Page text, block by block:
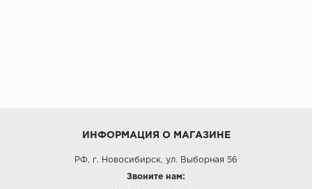
ИНФОРМАЦИЯ О МАГАЗИНЕ
РФ, г. Новосибирск, ул. Выборная 56
Звоните нам: